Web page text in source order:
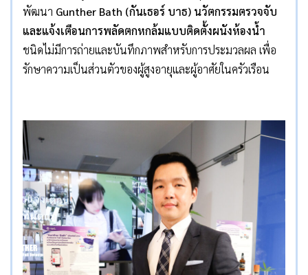
พัฒนา Gunther Bath (กันเธอร์ บาธ) นวัตกรรมตรวจจับ
และแจ้งเตือนการพลัดตกหกล้มแบบติดตั้งผนังห้องน้ำ
ชนิดไม่มีการถ่ายและบันทึกภาพสำหรับการประมวลผล เพื่อ
รักษาความเป็นส่วนตัวของผู้สูงอายุและผู้อาศัยในครัวเรือน